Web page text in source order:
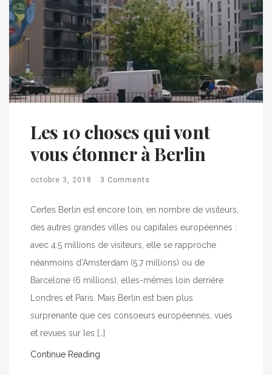
Les 10 choses qui vont
vous étonner à Berlin
octobre 3, 2018 3 Comments
Certes Berlin est encore loin, en nombre de visiteurs,
des autres grandes villes ou capitales européennes :
avec 4.5 millions de visiteurs, elle se rapproche
néanmoins d’Amsterdam (5.7 millions) ou de
Barcelone (6 millions), elles-mêmes loin derrière
Londres et Paris. Mais Berlin est bien plus
surprenante que ces consoeurs européennes, vues
et revues sur les […]
Continue Reading